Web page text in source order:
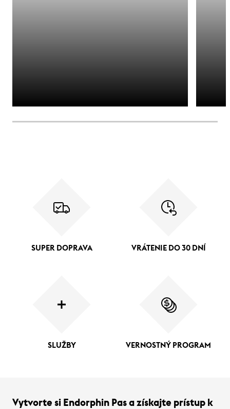
SUPER DOPRAVA VRÁTENIE DO 30 DNÍ
SLUŽBY VERNOSTNÝ PROGRAM
Vytvorte si Endorphin Pas a získajte prístup k